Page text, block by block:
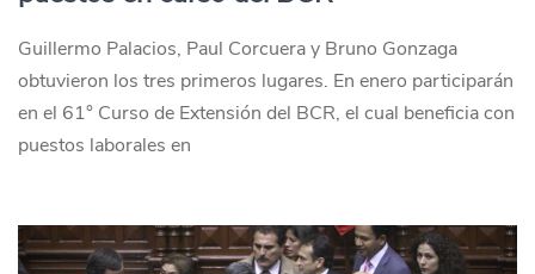
Guillermo Palacios, Paul Corcuera y Bruno Gonzaga
obtuvieron los tres primeros lugares. En enero participarán
en el 61° Curso de Extensión del BCR, el cual beneficia con
puestos laborales en